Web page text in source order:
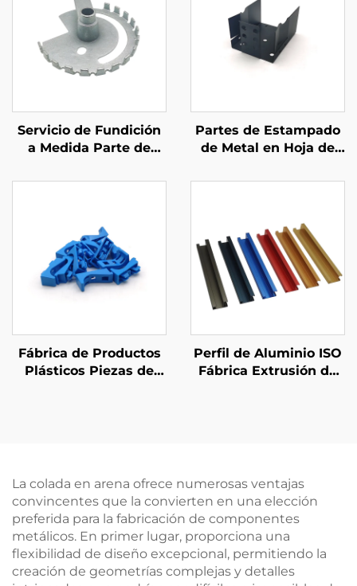
Servicio de Fundición
a Medida Parte de
Hierro Galvanizado
Partes de Estampado
de Metal en Hoja de
Medida con
Fábrica de Productos
Plásticos Piezas de
Perfil de Aluminio ISO
Fábrica Extrusión de
La colada en arena ofrece numerosas ventajas
convincentes que la convierten en una elección
preferida para la fabricación de componentes
metálicos. En primer lugar, proporciona una
flexibilidad de diseño excepcional, permitiendo la
creación de geometrías complejas y detalles